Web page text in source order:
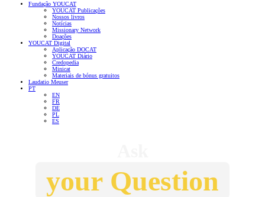
Fundação YOUCAT
YOUCAT Publicações
Nossos livros
Notícias
Missionary Network
Doações
YOUCAT Digital
Aplicação DOCAT
YOUCAT Diário
Credopedia
Minicat
Materiais de bónus gratuitos
Laudatio Meuser
PT
EN
FR
DE
PL
ES
your Question